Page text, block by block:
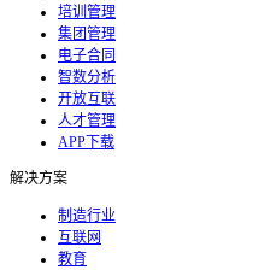
培训管理
集团管理
电子合同
智数分析
开放互联
人才管理
APP下载
解决方案
制造行业
互联网
教育